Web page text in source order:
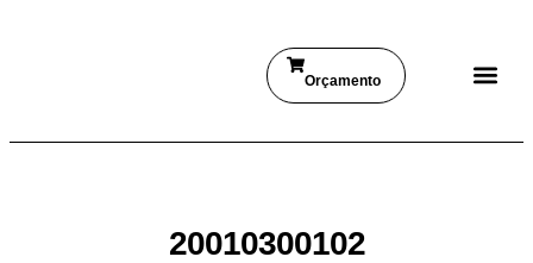
Orçamento
20010300102